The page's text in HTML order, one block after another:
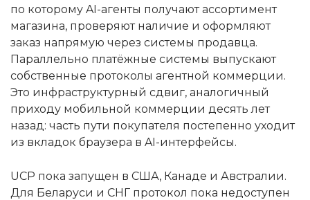
по которому AI-агенты получают ассортимент
магазина, проверяют наличие и оформляют
заказ напрямую через системы продавца.
Параллельно платёжные системы выпускают
собственные протоколы агентной коммерции.
Это инфраструктурный сдвиг, аналогичный
приходу мобильной коммерции десять лет
назад: часть пути покупателя постепенно уходит
из вкладок браузера в AI-интерфейсы.
UCP пока запущен в США, Канаде и Австралии.
Для Беларуси и СНГ протокол пока недоступен